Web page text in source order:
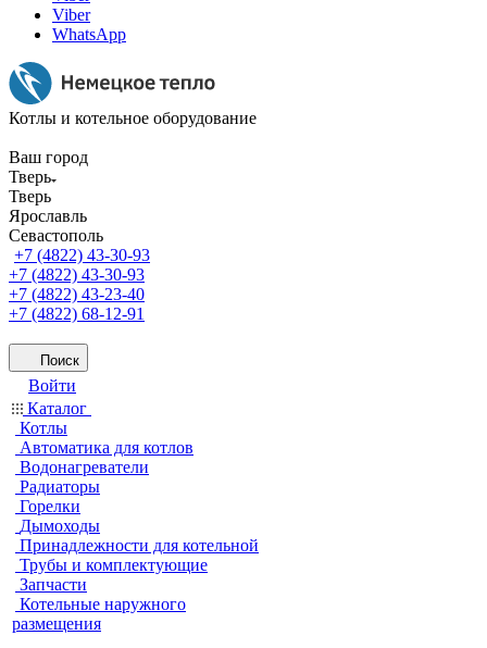
Viber
WhatsApp
Котлы и котельное оборудование
Ваш город
Тверь
Тверь
Ярославль
Севастополь
+7 (4822) 43-30-93
+7 (4822) 43-30-93
+7 (4822) 43-23-40
+7 (4822) 68-12-91
Поиск
Войти
Каталог
Котлы
Автоматика для котлов
Водонагреватели
Радиаторы
Горелки
Дымоходы
Принадлежности для котельной
Трубы и комплектующие
Запчасти
Котельные наружного
размещения